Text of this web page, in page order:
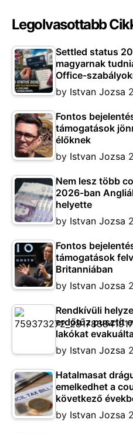
Legolvasottabb
Settled status
magyarnak
Office-
by Istvan Jozsa
Fontos
támogatások
élőknek
by Istvan Jozsa
Nem lesz több
2026-ban
helyette
by Istvan Jozsa
Fontos
támogatások
Britanniában
by Istvan Jozsa
Rendkívüli
erdőtűz pusztít
lakókat
by Istvan Jozsa
Hatalmasat
emelkedhet a
következő
by Istvan Jozsa